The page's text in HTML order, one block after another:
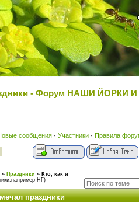
- Форум НАШИ ЙОРКИ
сообщения · Участники · Правила
» Праздники » Кто, как и
НГ)
праздники